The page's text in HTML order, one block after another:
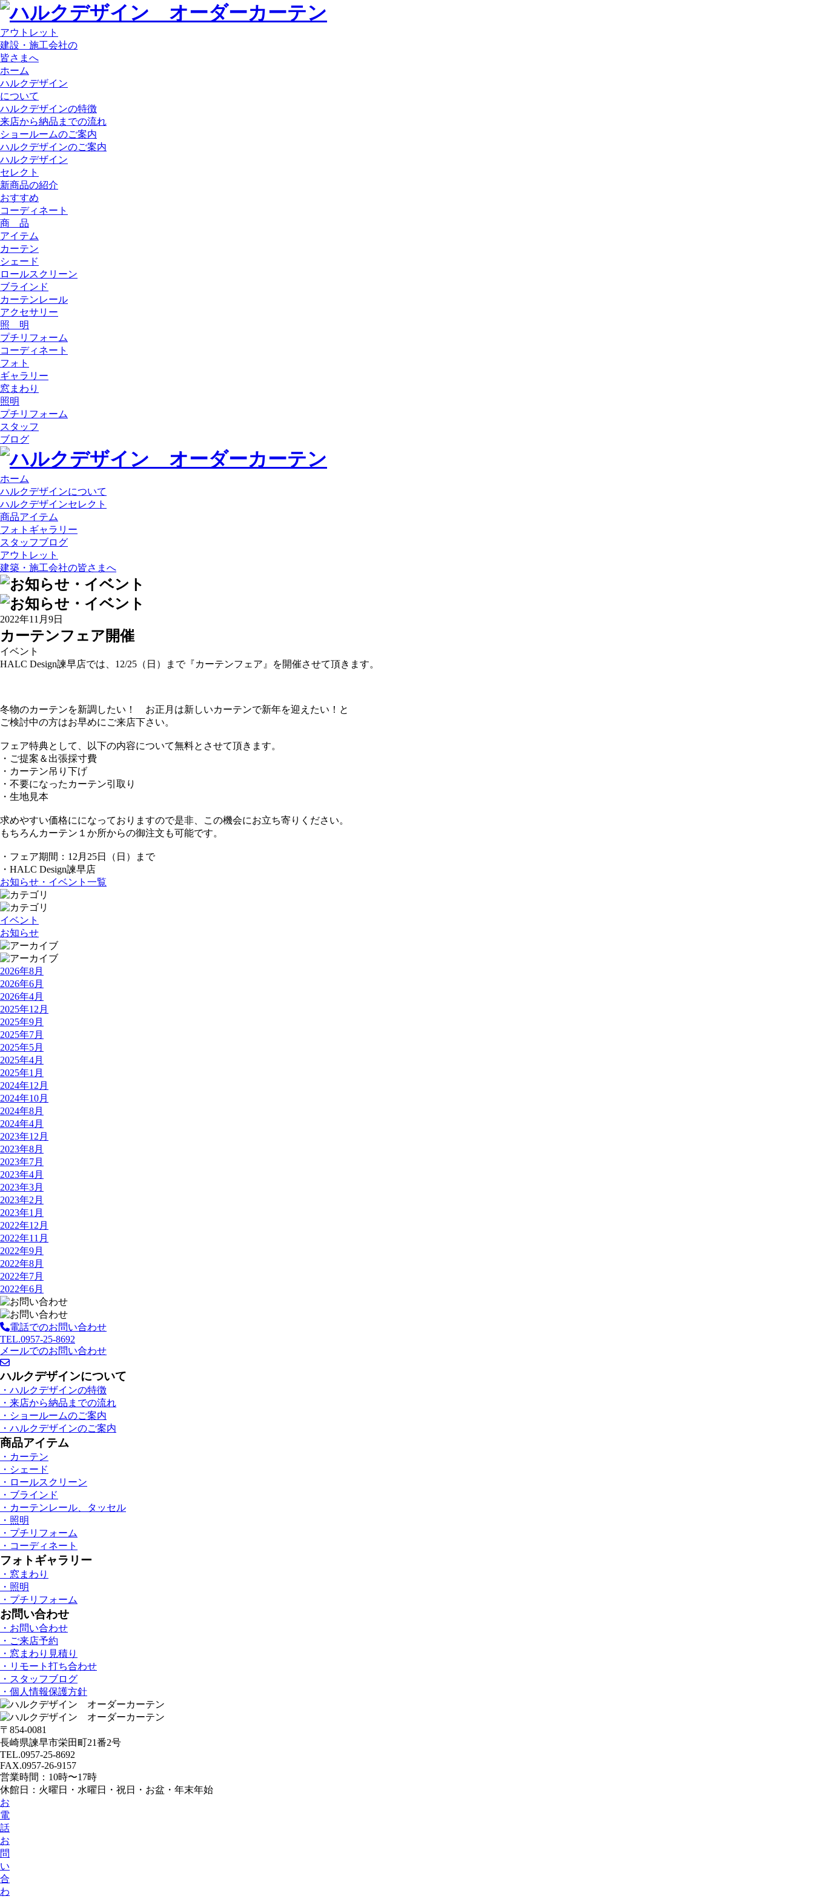
アウトレット
建設・施工会社の
皆さまへ
ホーム
ハルクデザイン
について
ハルクデザインの特徴
来店から納品までの流れ
ショールームのご案内
ハルクデザインのご案内
ハルクデザイン
セレクト
新商品の紹介
おすすめ
コーディネート
商 品
アイテム
カーテン
シェード
ロールスクリーン
ブラインド
カーテンレール
アクセサリー
照 明
プチリフォーム
コーディネート
フォト
ギャラリー
窓まわり
照明
プチリフォーム
スタッフ
ブログ
ホーム
ハルクデザインについて
ハルクデザインセレクト
商品アイテム
フォトギャラリー
スタッフブログ
アウトレット
建築・施工会社の皆さまへ
2022年11月9日
カーテンフェア開催
イベント
HALC Design諫早店では、12/25（日）まで『カーテンフェア』を開催させて頂きます。
冬物のカーテンを新調したい！ お正月は新しいカーテンで新年を迎えたい！と
ご検討中の方はお早めにご来店下さい。
フェア特典として、以下の内容について無料とさせて頂きます。
・ご提案＆出張採寸費
・カーテン吊り下げ
・不要になったカーテン引取り
・生地見本
求めやすい価格にになっておりますので是非、この機会にお立ち寄りください。
もちろんカーテン１か所からの御注文も可能です。
・フェア期間：12月25日（日）まで
・HALC Design諫早店
お知らせ・イベント一覧
イベント
お知らせ
2026年8月
2026年6月
2026年4月
2025年12月
2025年9月
2025年7月
2025年5月
2025年4月
2025年1月
2024年12月
2024年10月
2024年8月
2024年4月
2023年12月
2023年8月
2023年7月
2023年4月
2023年3月
2023年2月
2023年1月
2022年12月
2022年11月
2022年9月
2022年8月
2022年7月
2022年6月
電話でのお問い合わせ
TEL.0957-25-8692
メールでのお問い合わせ
ハルクデザインについて
・ハルクデザインの特徴
・来店から納品までの流れ
・ショールームのご案内
・ハルクデザインのご案内
商品アイテム
・カーテン
・シェード
・ロールスクリーン
・ブラインド
・カーテンレール、タッセル
・照明
・プチリフォーム
・コーディネート
フォトギャラリー
・窓まわり
・照明
・プチリフォーム
お問い合わせ
・お問い合わせ
・ご来店予約
・窓まわり見積り
・リモート打ち合わせ
・スタッフブログ
・個人情報保護方針
〒854-0081
長崎県諫早市栄田町21番2号
TEL.0957-25-8692
FAX.0957-26-9157
営業時間：10時〜17時
休館日：火曜日・水曜日・祝日・お盆・年末年始
お
電
話
お
問
い
合
わ